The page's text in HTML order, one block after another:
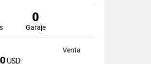
0
Garaje
Venta
USD